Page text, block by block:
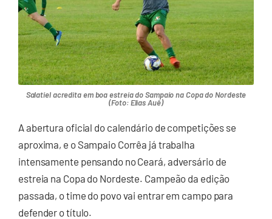
Salatiel acredita em boa estreia do Sampaio na Copa do Nordeste
(Foto: Elias Auê)
A abertura oficial do calendário de competições se
aproxima, e o Sampaio Corrêa já trabalha
intensamente pensando no Ceará, adversário de
estreia na Copa do Nordeste. Campeão da edição
passada, o time do povo vai entrar em campo para
defender o título.